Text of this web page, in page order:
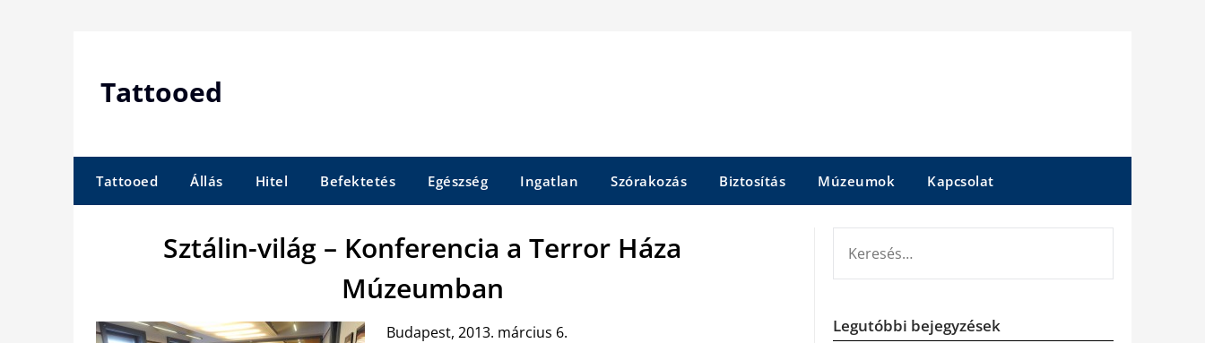
Tattooed
Tattooed Állás Hitel Befektetés Egészség Ingatlan Szórakozás Biztosítás Múzeumok Kapcsolat
Sztálin-világ – Konferencia a Terror Háza
Múzeumban
Budapest, 2013. március 6.
Legutóbbi bejegyzések